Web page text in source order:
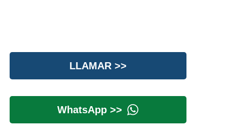
LLAMAR >>
WhatsApp >>